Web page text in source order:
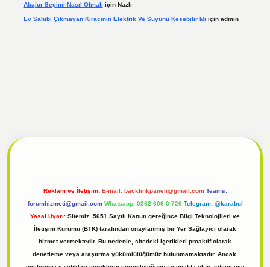
Abajur Seçimi Nasıl Olmalı için Nazlı
Ev Sahibi Çıkmayan Kiracının Elektrik Ve Suyunu Kesebilir Mi için admin
Reklam ve İletişim: E-mail: backlinkpaneli@gmail.com Teams:
forumhizmeti@gmail.com Whatsapp: 0262 606 0 726 Telegram: @karabul
Yasal Uyarı: Sitemiz, 5651 Sayılı Kanun gereğince Bilgi Teknolojileri ve
İletişim Kurumu (BTK) tarafından onaylanmış bir Yer Sağlayıcı olarak
hizmet vermektedir. Bu nedenle, sitedeki içerikleri proaktif olarak
denetleme veya araştırma yükümlülüğümüz bulunmamaktadır. Ancak,